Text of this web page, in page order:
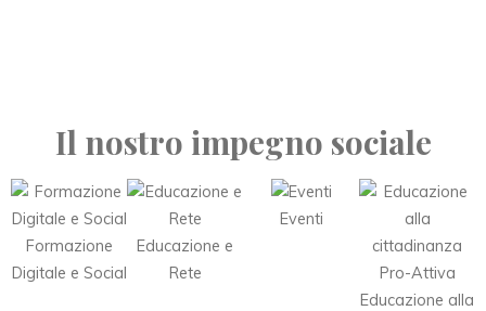
Il nostro impegno sociale
Formazione
Digitale e Social
Educazione e
Rete
Eventi
Educazione alla